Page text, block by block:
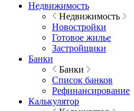
Недвижимость
Недвижимость
Новостройки
Готовое жилье
Застройщики
Банки
Банки
Список банков
Рефинансирование
Калькулятор